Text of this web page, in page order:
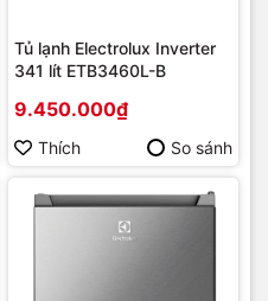
Tủ lạnh Electrolux Inverter
341 lít ETB3460L-B
9.450.000₫
Thích So sánh